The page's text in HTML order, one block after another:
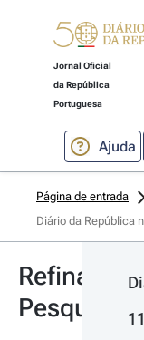
Jornal Oficial
da República
Portuguesa
Ajuda
Página de entrada
Diário da República
Refinar
Pesquisa